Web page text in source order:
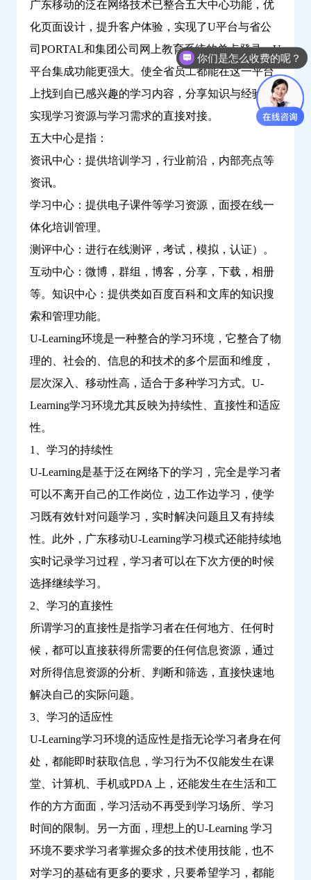
广东移动的泛在网络技术已整合五大中心功能，优
化页面设计，提升客户体验，实现了U平台与省公
司PORTAL和集团公司网上教育系统的单点登录，U
平台集成功能更强大。使全省员工都能在这一平台
上找到自已感兴趣的学习内容，分享知识与经验，
实现学习资源与学习需求的直接对接。
五大中心是指：
资讯中心：提供培训学习，行业前沿，内部亮点等
资讯。
学习中心：提供电子课件等学习资源，面授在线一
体化培训管理。
测评中心：进行在线测评，考试，模拟，认证）。
互动中心：微博，群组，博客，分享，下载，相册
等。 知识中心：提供类如百度百科和文库的知识搜
索和管理功能。
U-Learning环境是一种整合的学习环境，它整合了物
理的、社会的、信息的和技术的多个层面和维度，
层次深入、移动性高，适合于多种学习方式。U-
Learning学习环境尤其反映为持续性、直接性和适应
性。
1、学习的持续性
U-Learning是基于泛在网络下的学习，完全是学习者
可以不离开自己的工作岗位，边工作边学习，使学
习既有效针对问题学习，实时解决问题且又有持续
性。此外，广东移动U-Learning学习模式还能持续地
实时记录学习过程，学习者可以在下次方便的时候
选择继续学习。
2、学习的直接性
所谓学习的直接性是指学习者在任何地方、任何时
候，都可以直接获得所需要的任何信息资源，通过
对所得信息资源的分析、判断和筛选，直接快速地
解决自己的实际问题。
3、学习的适应性
U-Learning学习环境的适应性是指无论学习者身在何
处，都能即时获取信息，学习行为不仅能发生在课
堂、计算机、手机或PDA 上，还能发生在生活和工
作的方方面面，学习活动不再受到学习场所、学习
时间的限制。另一方面，理想上的U-Learning 学习
环境不要求学习者掌握众多的技术使用技能，也不
对学习的基础有更多的要求，只要希望学习，都能
你们是怎么收费的呢？